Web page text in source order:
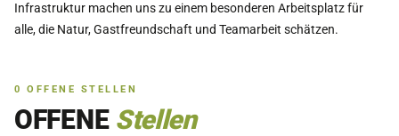
Infrastruktur machen uns zu einem besonderen Arbeitsplatz für
alle, die Natur, Gastfreundschaft und Teamarbeit schätzen.
0 OFFENE STELLEN
OFFENE Stellen